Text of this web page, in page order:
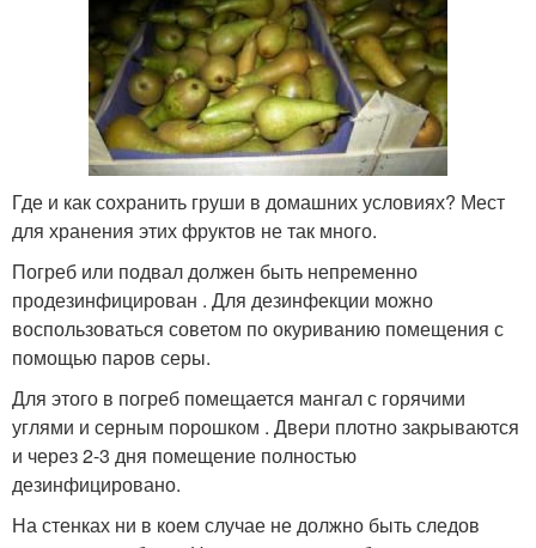
Где и как сохранить груши в домашних условиях? Мест
для хранения этих фруктов не так много.
Погреб или подвал должен быть непременно
продезинфицирован . Для дезинфекции можно
воспользоваться советом по окуриванию помещения с
помощью паров серы.
Для этого в погреб помещается мангал с горячими
углями и серным порошком . Двери плотно закрываются
и через 2-3 дня помещение полностью
дезинфицировано.
На стенках ни в коем случае не должно быть следов